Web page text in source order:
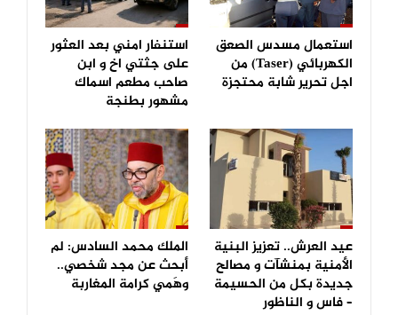
استعمال مسدس الصعق
الكهربائي (Taser) من
اجل تحرير شابة محتجزة
استنفار امني بعد العثور
على جثتي اخ و ابن
صاحب مطعم اسماك
مشهور بطنجة
عيد العرش.. تعزيز البنية
الأمنية بمنشآت و مصالح
جديدة بكل من الحسيمة
– فاس و الناظور
الملك محمد السادس: لم
أبحث عن مجد شخصي..
وهَمي كرامة المغاربة